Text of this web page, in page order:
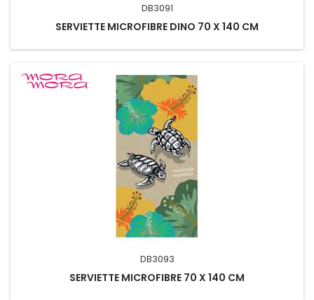
DB3091
SERVIETTE MICROFIBRE DINO 70 X 140 CM
DB3093
SERVIETTE MICROFIBRE 70 X 140 CM